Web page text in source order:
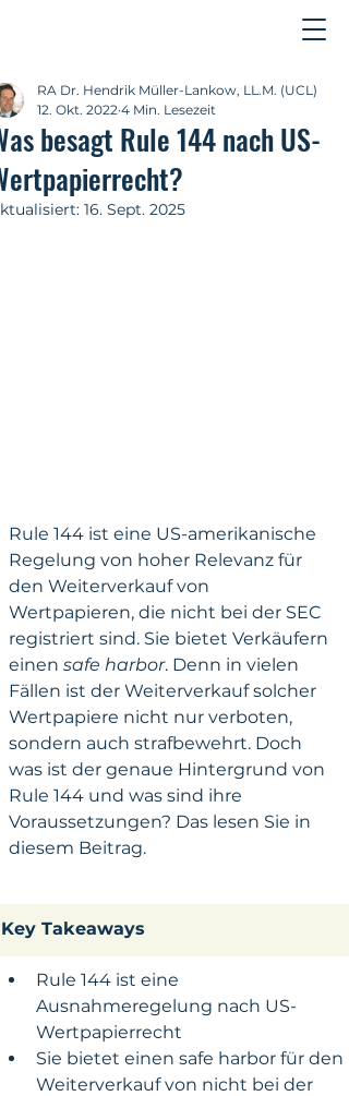
besagt Rule 144 nach US-
RA Dr. Hendrik Müller-Lankow, LL.M. (UCL)
12. Okt. 2022 4 Min. Lesezeit
16. Sept. 2025
Rule 144 ist eine US-amerikanische
Regelung von hoher Relevanz für
den Weiterverkauf von
Wertpapieren, die nicht bei der SEC
registriert sind. Sie bietet Verkäufern
einen safe harbor. Denn in vielen
Fällen ist der Weiterverkauf solcher
Wertpapiere nicht nur verboten,
sondern auch strafbewehrt. Doch
was ist der genaue Hintergrund von
Rule 144 und was sind ihre
Voraussetzungen? Das lesen Sie in
diesem Beitrag.
​Key Takeaways
​Rule 144 ist eine
Ausnahmeregelung nach US-
Wertpapierrecht
Sie bietet einen safe harbor für den
Weiterverkauf von nicht bei der